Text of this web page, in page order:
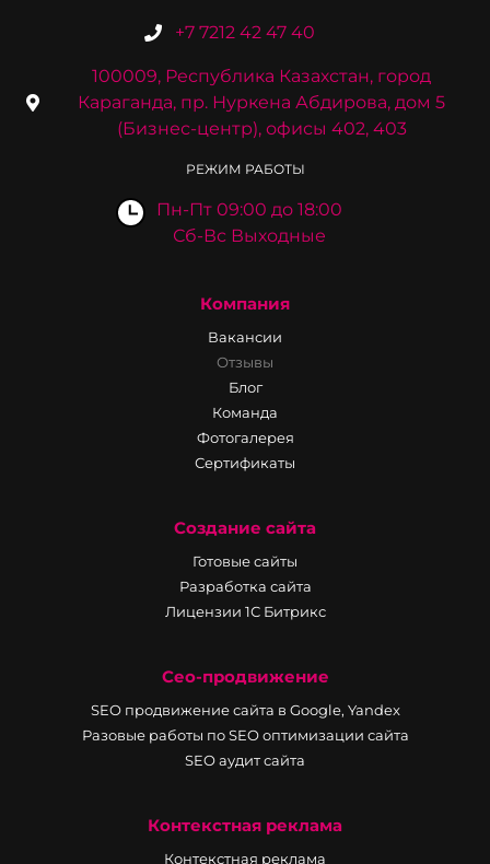
+7 7212 42 47 40
100009, Республика Казахстан, город
Караганда, пр. Нуркена Абдирова, дом 5
(Бизнес-центр), офисы 402, 403
РЕЖИМ РАБОТЫ
Пн-Пт 09:00 до 18:00
Сб-Вс Выходные
Компания
Вакансии
Отзывы
Блог
Команда
Фотогалерея
Сертификаты
Создание сайта
Готовые сайты
Разработка сайта
Лицензии 1С Битрикс
Сео-продвижение
SEO продвижение сайта в Google, Yandex
Разовые работы по SEO оптимизации сайта
SEO аудит сайта
Контекстная реклама
Контекстная реклама